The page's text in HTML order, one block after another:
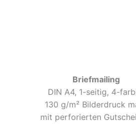
Briefmailing
DIN A4, 1-seitig, 4-
130 g/m² Bilderdruck
mit perforierten